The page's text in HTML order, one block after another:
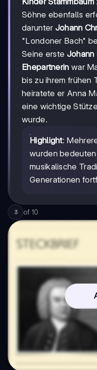
Söhne ebenfalls
darunter Johann
"Londoner Bach"
Seine erste Johann
Ehepartnerin war
bis zu ihrem frühen
heiratete er Anna
eine wichtige
wurde.
Highlight:
wurden
musikalische
Generationen
3 of 10